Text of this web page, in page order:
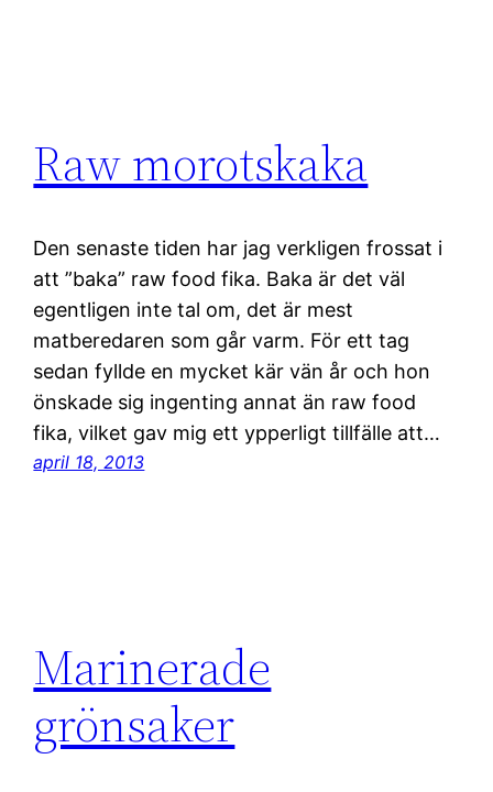
Raw morotskaka
Den senaste tiden har jag verkligen frossat i
att ”baka” raw food fika. Baka är det väl
egentligen inte tal om, det är mest
matberedaren som går varm. För ett tag
sedan fyllde en mycket kär vän år och hon
önskade sig ingenting annat än raw food
fika, vilket gav mig ett ypperligt tillfälle att…
april 18, 2013
Marinerade
grönsaker